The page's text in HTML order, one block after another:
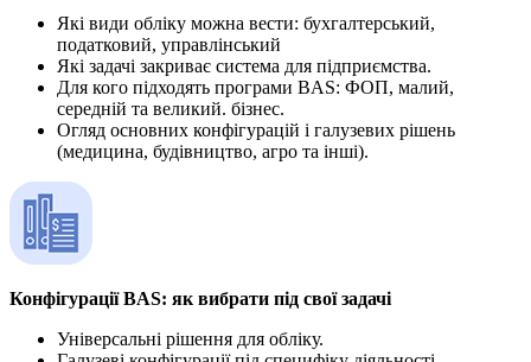
Які види обліку можна вести: бухгалтерський,
податковий, управлінський
Які задачі закриває система для підприємства.
Для кого підходять програми BAS: ФОП, малий,
середній та великий. бізнес.
Огляд основних конфігурацій і галузевих рішень
(медицина, будівництво, агро та інші).
Конфігурації BAS: як вибрати під свої задачі
Універсальні рішення для обліку.